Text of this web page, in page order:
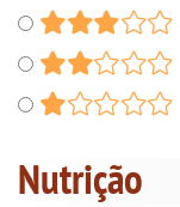
Nutrição